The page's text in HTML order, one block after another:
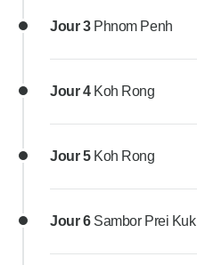
Jour 3 Phnom Penh
Jour 4 Koh Rong
Jour 5 Koh Rong
Jour 6 Sambor Prei Kuk